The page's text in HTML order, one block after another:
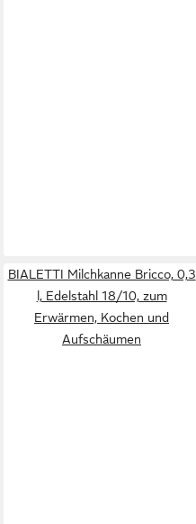
BIALETTI Milchkanne Bricco, 0,3
l, Edelstahl 18/10, zum
Erwärmen, Kochen und
Aufschäumen